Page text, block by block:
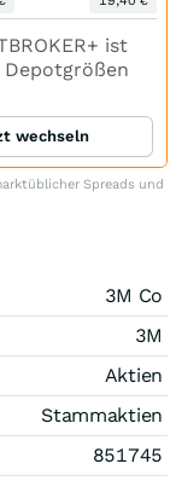
ist
wechseln
Spreads und
3M Co
3M
Aktien
Stammaktien
851745